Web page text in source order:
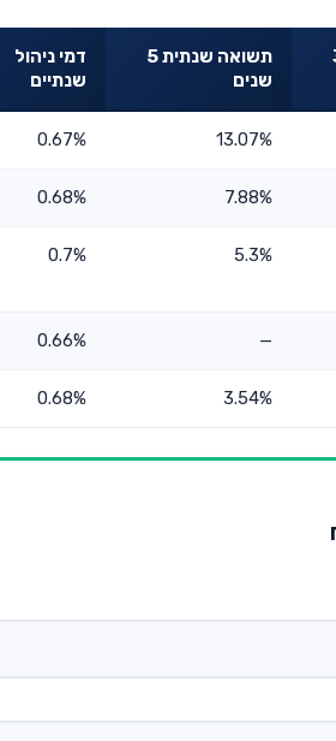
3
תשואה שנתית 5
שנים
דמי ניהול
שנתיים
13.07%
0.67%
7.88%
0.68%
5.3%
0.7%
—
0.66%
3.54%
0.68%